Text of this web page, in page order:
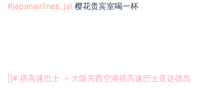
#japanairlines_jal 樱花贵宾室喝一杯
||# 搭高速巴士 – 大阪关西空港搭高速巴士直达德岛